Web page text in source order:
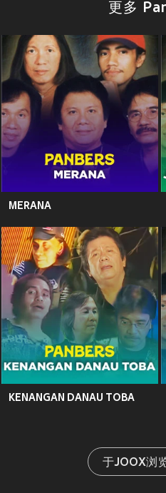
更多
MERANA
KENANGAN DANAU TOBA
于JOOX浏